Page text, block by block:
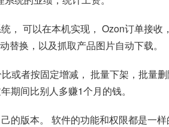
， 可以在本机实现， Ozon订单接
换，以及抓取产品图片自动下载。
或者按固定增减， 批量下架，批量
期间比别人多赚1个月的钱。
的版本。 软件的功能和权限都是一